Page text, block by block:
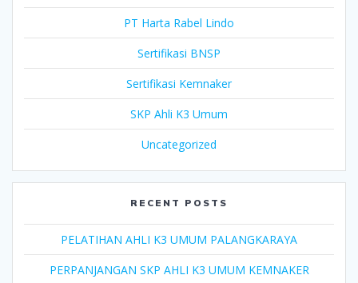
PT Harta Rabel Lindo
Sertifikasi BNSP
Sertifikasi Kemnaker
SKP Ahli K3 Umum
Uncategorized
RECENT POSTS
PELATIHAN AHLI K3 UMUM PALANGKARAYA
PERPANJANGAN SKP AHLI K3 UMUM KEMNAKER